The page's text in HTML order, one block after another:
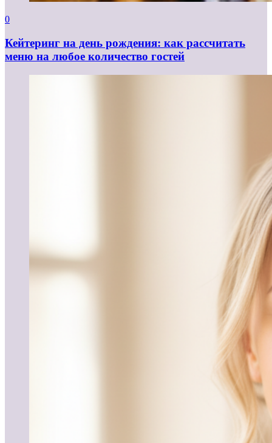
0
Кейтеринг на день рождения: как рассчитать
меню на любое количество гостей